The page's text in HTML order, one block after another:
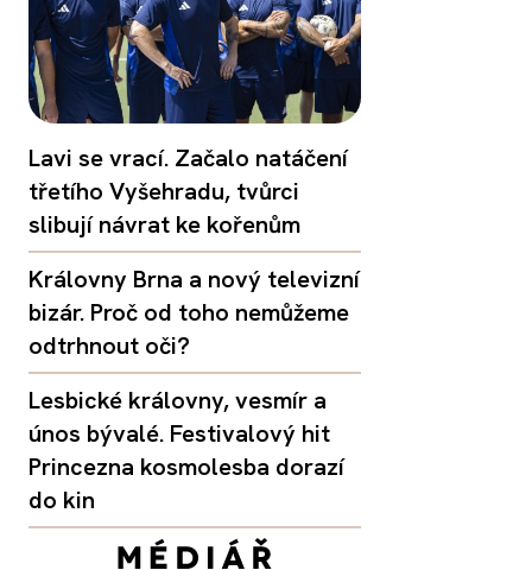
Lavi se vrací. Začalo natáčení
třetího Vyšehradu, tvůrci
slibují návrat ke kořenům
Královny Brna a nový televizní
bizár. Proč od toho nemůžeme
odtrhnout oči?
Lesbické královny, vesmír a
únos bývalé. Festivalový hit
Princezna kosmolesba dorazí
do kin